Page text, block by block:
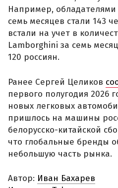
Например, обладателями
семь месяцев стали 143
встали на учет в
Lamborghini за семь
120 россиян.
Ранее Сергей Целиков
первого полугодия 2026
новых легковых
пришлось на машины
белорусско-китайской
что глобальные бренды
небольшую часть рынка.
Автор: Иван Бахарев